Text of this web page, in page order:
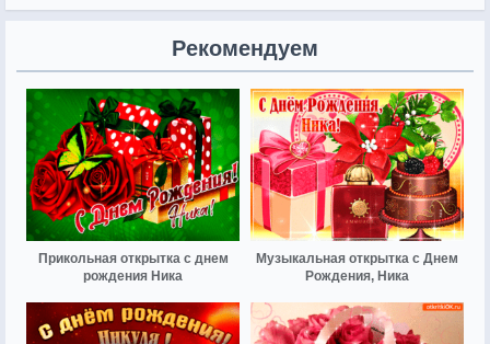
Рекомендуем
Прикольная открытка с днем
рождения Ника
Музыкальная открытка с Днем
Рождения, Ника